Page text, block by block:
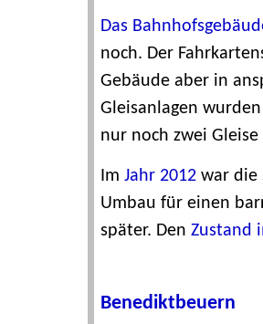
Das
noch. Der
Gebäude aber in
Gleisanlagen
nur noch zwei
Im Jahr 2012war die
Umbau für einen
später. Den Zustand
Benediktbeuern